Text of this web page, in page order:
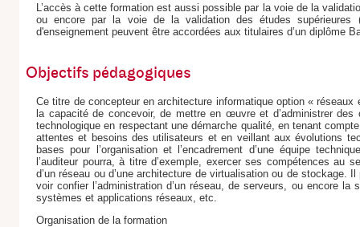
L’accès à cette formation est aussi possible par la voie de la
ou encore par la voie de la validation des études supérieures
d'enseignement peuvent être accordées aux titulaires d’un diplôme
Objectifs pédagogiques
Ce titre de concepteur en architecture informatique option «
la capacité de concevoir, de mettre en œuvre et d’administrer des
technologique en respectant une démarche qualité, en tenant
attentes et besoins des utilisateurs et en veillant aux évolutions
bases pour l’organisation et l’encadrement d’une équipe
l’auditeur pourra, à titre d’exemple, exercer ses compétences au
d’un réseau ou d’une architecture de virtualisation ou de stockage.
voir confier l’administration d’un réseau, de serveurs, ou encore la
systèmes et applications réseaux, etc.
Organisation de la formation